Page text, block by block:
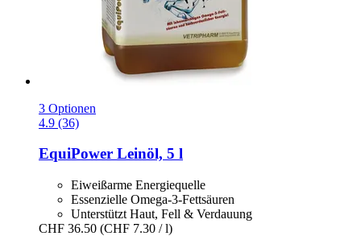
3 Optionen
4.9 (36)
EquiPower Leinöl, 5 l
Eiweißarme Energiequelle
Essenzielle Omega-3-Fettsäuren
Unterstützt Haut, Fell & Verdauung
CHF 36.50 (CHF 7.30 / l)